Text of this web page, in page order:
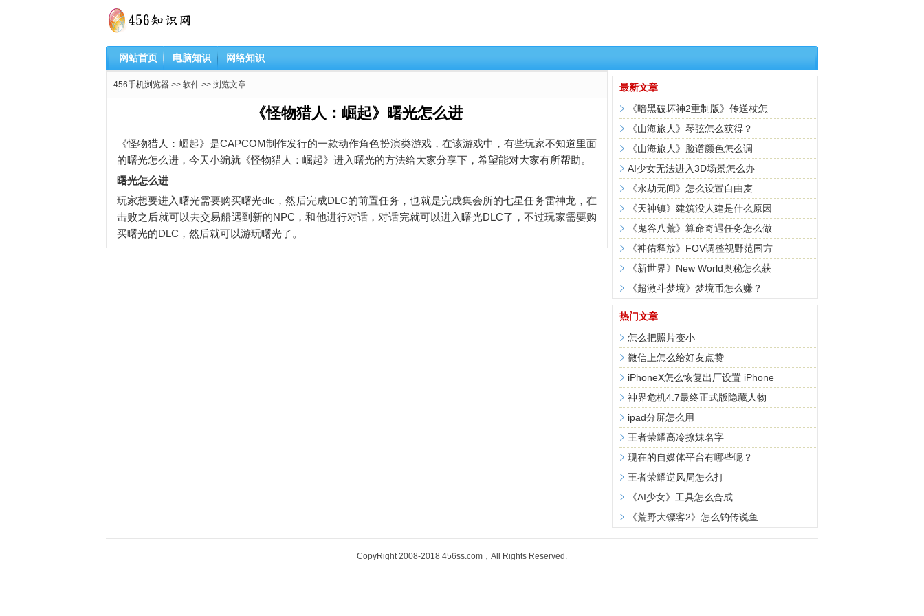
网站首页 电脑知识 网络知识
456手机浏览器 >> 软件 >> 浏览文章
《怪物猎人：崛起》曙光怎么进
《怪物猎人：崛起》是CAPCOM制作发行的一款动作角色扮演类游戏，在该游戏中，有些玩家不知道里面
的曙光怎么进，今天小编就《怪物猎人：崛起》进入曙光的方法给大家分享下，希望能对大家有所帮助。
曙光怎么进
玩家想要进入曙光需要购买曙光dlc，然后完成DLC的前置任务，也就是完成集会所的七星任务雷神龙，在
击败之后就可以去交易船遇到新的NPC，和他进行对话，对话完就可以进入曙光DLC了，不过玩家需要购
买曙光的DLC，然后就可以游玩曙光了。
最新文章
《暗黑破坏神2重制版》传送杖怎
《山海旅人》琴弦怎么获得？
《山海旅人》脸谱颜色怎么调
AI少女无法进入3D场景怎么办
《永劫无间》怎么设置自由麦
《天神镇》建筑没人建是什么原因
《鬼谷八荒》算命奇遇任务怎么做
《神佑释放》FOV调整视野范围方
《新世界》New World奥秘怎么获
《超激斗梦境》梦境币怎么赚？
热门文章
怎么把照片变小
微信上怎么给好友点赞
iPhoneX怎么恢复出厂设置 iPhone
神界危机4.7最终正式版隐藏人物
ipad分屏怎么用
王者荣耀高冷撩妹名字
现在的自媒体平台有哪些呢？
王者荣耀逆风局怎么打
《AI少女》工具怎么合成
《荒野大镖客2》怎么钓传说鱼
CopyRight 2008-2018 456ss.com，All Rights Reserved.